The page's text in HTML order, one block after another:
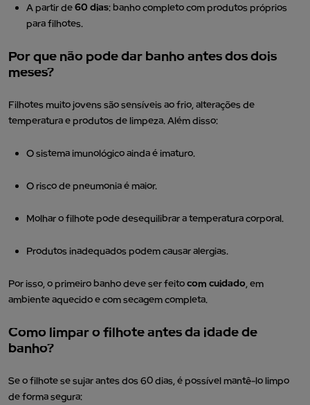
A partir de60 dias: banho completo com produtos próprios
para filhotes.
Por que não pode dar banho antes dos dois
meses?
Filhotes muito jovens são sensíveis ao frio, alterações de
temperatura e produtos de limpeza. Além disso:
O sistema imunológico ainda é imaturo.
O risco de pneumonia é maior.
Molhar o filhote pode desequilibrar a temperatura corporal.
Produtos inadequados podem causar alergias.
Por isso, o primeiro banho deve ser feitocom cuidado, em
ambiente aquecido e com secagem completa.
Como limpar o filhote antes da idade de
banho?
Se o filhote se sujar antes dos 60 dias, é possível mantê-lo limpo
de forma segura: